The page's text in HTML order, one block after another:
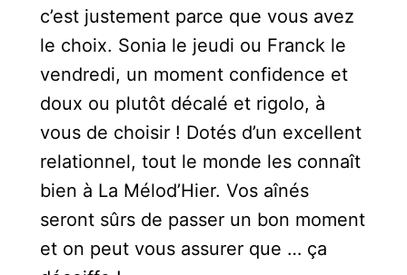
c’est justement parce que vous avez
le choix. Sonia le jeudi ou Franck le
vendredi, un moment confidence et
doux ou plutôt décalé et rigolo, à
vous de choisir ! Dotés d’un excellent
relationnel, tout le monde les connaît
bien à La Mélod’Hier. Vos aînés
seront sûrs de passer un bon moment
et on peut vous assurer que … ça